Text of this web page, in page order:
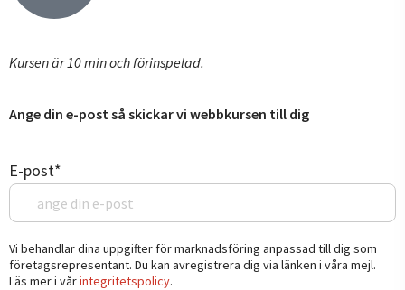
Kursen är 10 min och förinspelad.
Ange din e-post så skickar vi webbkursen till dig
E-post*
Vi behandlar dina uppgifter för marknadsföring anpassad till dig som
företagsrepresentant. Du kan avregistrera dig via länken i våra mejl.
Läs mer i vårintegritetspolicy.